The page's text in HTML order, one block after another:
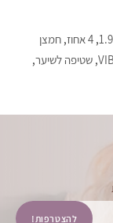
1.9
, 4 אחוז , חמצן
, שטיפה לשיער,
להצטרפות!